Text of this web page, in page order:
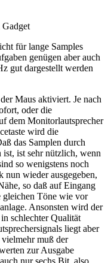
für lange Samples
genügen aber auch
gut dargestellt werden
Maus aktiviert. Je nach
oder die
dem Monitorlautsprecher
wird die
das Samplen durch
ist, ist sehr nützlich, wenn
so wenigstens noch
nun wieder ausgegeben,
so daß auf Eingang
gleichen Töne wie vor
Ansonsten wird der
schlechter Qualität
liegt aber
muß der
zur Ausgabe